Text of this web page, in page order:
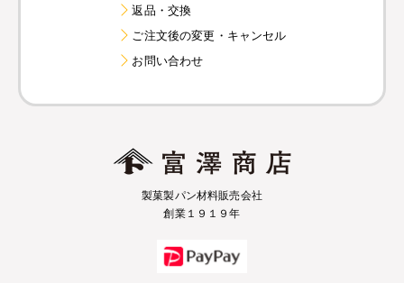
返品・交換
ご注文後の変更・キャンセル
お問い合わせ
製菓製パン材料販売会社
創業１９１９年